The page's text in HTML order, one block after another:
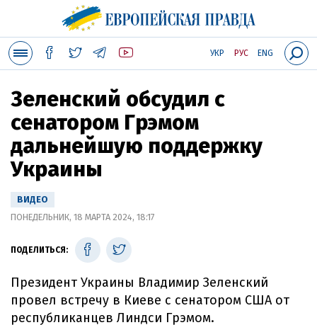
УКР РУС ENG
Зеленский обсудил с
сенатором Грэмом
дальнейшую поддержку
Украины
ВИДЕО
ПОНЕДЕЛЬНИК, 18 МАРТА 2024, 18:17
ПОДЕЛИТЬСЯ:
Президент Украины Владимир Зеленский
провел встречу в Киеве с сенатором США от
республиканцев Линдси Грэмом.